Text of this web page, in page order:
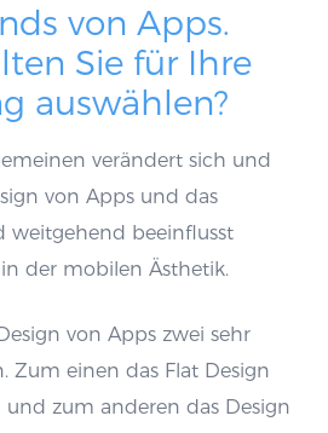
von Apps.
Sie für Ihre
auswählen?
verändert sich und
von Apps und das
weitgehend beeinflusst
in der mobilen Ästhetik.
von Apps zwei sehr
Zum einen das Flat Design
zum anderen das Design